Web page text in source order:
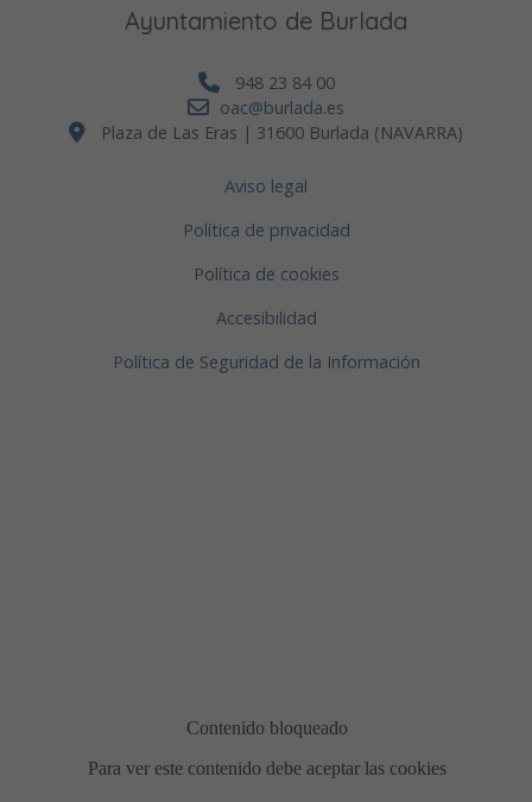
Ayuntamiento de Burlada
948 23 84 00
oac@burlada.es
Plaza de Las Eras | 31600 Burlada (NAVARRA)
Aviso legal
Política de privacidad
Política de cookies
Accesibilidad
Política de Seguridad de la Información